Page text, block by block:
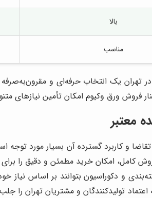
بالا
مناسب
یک انتخاب حرفه‌ای و
فروش ورق وکیوم امکان تأمین نیازهای
معتبر
و کاربرد گسترده آن بسیار مورد توجه
کامل، امکان خرید مطمئن و دقیق را
و دکوراسیون بتوانند بر اساس نیاز
تولیدکنندگان و مشتریان تهران